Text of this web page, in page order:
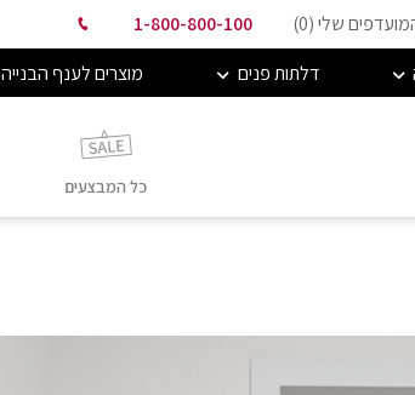
שלי (0
)
1-800-800-100
דלתות פנים מוצרים לענף הבנייה
כל המבצעים